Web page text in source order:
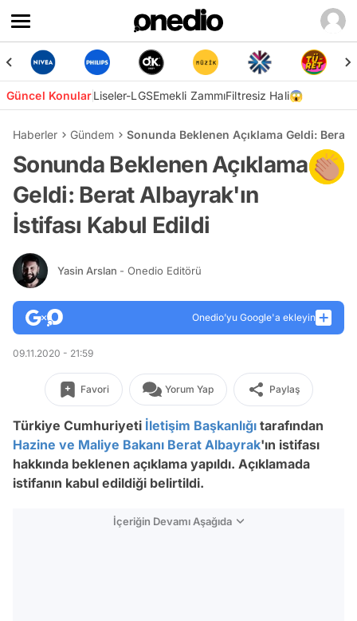
Güncel KonularLiseler-LGSEmekli ZammıFiltresiz Hali😱
Haberler Gündem Sonunda Beklenen Açıklama Geldi: Berat
Sonunda Beklenen Açıklama
Geldi: Berat Albayrak'ın
İstifası Kabul Edildi
Yasin Arslan - Onedio Editörü
Onedio’yu Google'a ekleyin
09.11.2020 - 21:59
Favori Yorum Yap Paylaş
Türkiye Cumhuriyeti İletişim Başkanlığı tarafından
Hazine ve Maliye Bakanı Berat Albayrak'ın istifası
hakkında beklenen açıklama yapıldı. Açıklamada
istifanın kabul edildiği belirtildi.
İçeriğin Devamı Aşağıda